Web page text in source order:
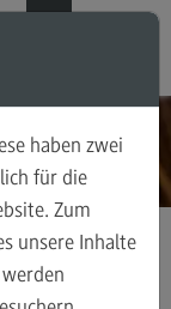
haben zwei
für die
Zum
unsere Inhalte